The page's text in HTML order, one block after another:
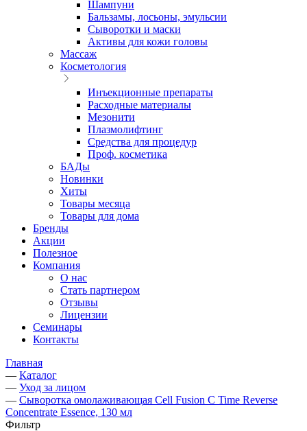
Шампуни
Бальзамы, лосьоны, эмульсии
Сыворотки и маски
Активы для кожи головы
Массаж
Косметология
Инъекционные препараты
Расходные материалы
Мезонити
Плазмолифтинг
Средства для процедур
Проф. косметика
БАДы
Новинки
Хиты
Товары месяца
Товары для дома
Бренды
Акции
Полезное
Компания
О нас
Стать партнером
Отзывы
Лицензии
Семинары
Контакты
Главная
— Каталог
— Уход за лицом
— Сыворотка омолаживающая Cell Fusion C Time Reverse
Concentrate Essence, 130 мл
Фильтр